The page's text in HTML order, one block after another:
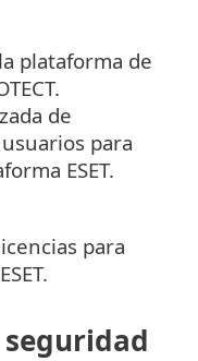
plataforma de
de
para
ESET.
para